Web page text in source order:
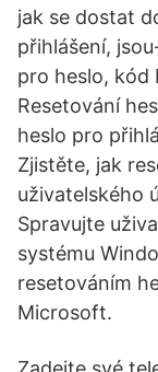
jak se dostat
přihlášení,
pro heslo, kód
Resetování
heslo pro
Zjistěte, jak
uživatelského
Spravujte
systému
resetováním
Microsoft.